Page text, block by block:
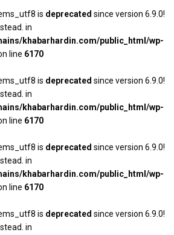
is deprecated since version 6.9.0!
in
khabarhardin.com/public_html/wp-
line 6170
is deprecated since version 6.9.0!
in
khabarhardin.com/public_html/wp-
line 6170
is deprecated since version 6.9.0!
in
khabarhardin.com/public_html/wp-
line 6170
is deprecated since version 6.9.0!
in